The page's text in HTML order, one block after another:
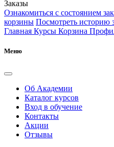
Заказы
Ознакомиться с состоянием
корзины Посмотреть историю
Главная Курсы Корзина
Меню
Об Академии
Каталог курсов
Вход в обучение
Контакты
Акции
Отзывы